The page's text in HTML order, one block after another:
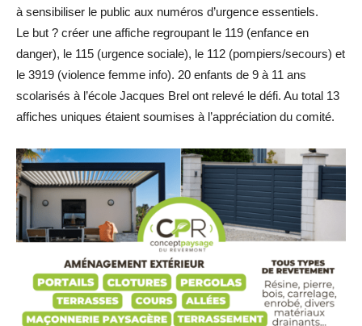
à sensibiliser le public aux numéros d’urgence essentiels.
Le but ? créer une affiche regroupant le 119 (enfance en
danger), le 115 (urgence sociale), le 112 (pompiers/secours) et
le 3919 (violence femme info). 20 enfants de 9 à 11 ans
scolarisés à l’école Jacques Brel ont relevé le défi. Au total 13
affiches uniques étaient soumises à l’appréciation du comité.